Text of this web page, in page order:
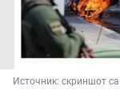
Источник: скриншот